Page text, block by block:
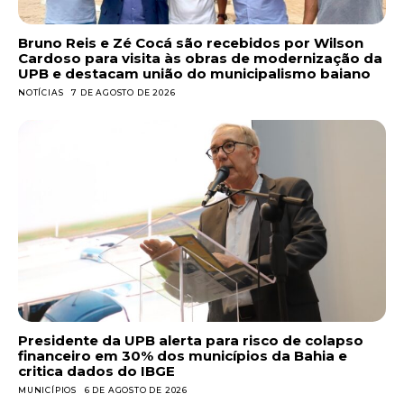
Bruno Reis e Zé Cocá são recebidos por Wilson
Cardoso para visita às obras de modernização da
UPB e destacam união do municipalismo baiano
NOTÍCIAS 7 DE AGOSTO DE 2026
Presidente da UPB alerta para risco de colapso
financeiro em 30% dos municípios da Bahia e
critica dados do IBGE
MUNICÍPIOS 6 DE AGOSTO DE 2026